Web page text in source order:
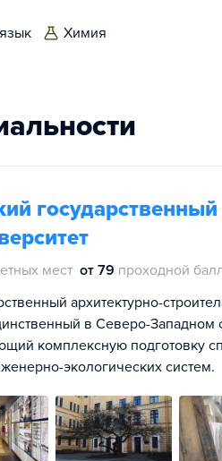
химия
государственный
мест от 79 проходной
архитектурно-
в Северо-Западном
комплексную подготовку
экологических систем.